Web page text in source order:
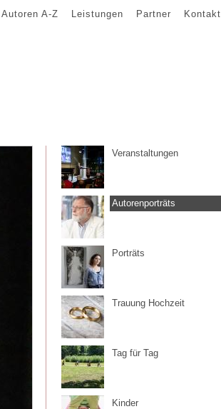
Autoren A-Z Leistungen Partner Kontakt
Veranstaltungen
Autorenporträts
Porträts
Trauung Hochzeit
Tag für Tag
Kinder